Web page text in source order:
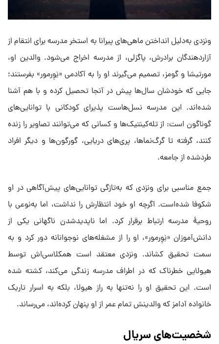
ونزدی به‌دلیل انداختن ماهی‌های پیرانا به استخر مدرسه برای انتقام از
آزاردهندگان برادرش، پاگزلی، از مدرسه اخراج می‌شود. والدین او،
مورتیشا و گومز، تصمیم می‌گیرند او را به آکادمی «نِوِرمور» بفرستند؛
جایی که خودشان سال‌ها پیش در آنجا تحصیل کرده و با هم آشنا
شده‌اند. این مدرسه نسل‌هاست پذیرای کودکانی با توانایی‌های
گوناگون است: از تله‌کینتیک‌ها و کسانی که می‌توانند تصاویر را زنده
کنند، گرفته تا گرگ‌نماها، پری‌های دریایی، گورگون‌ها و دیگر افراد
طردشده از جامعه.
جمع مناسبی برای ونزدی که به‌تازگی توانایی‌های پیش‌آگاهی در او
شکوفا شده‌است. اگرچه او خود انتظارش را نداشت، اما به‌نوعی با
روحیهٔ مدرسه ارتباط برقرار کرد. اما ناپدیدشدن ناگهانی یکی از
دانش‌آموزان «نِوِرمور»، او را از مشغله‌های نوجوانانه دور کرد و به
سمت تحقیق کشاند. ونزدی معتقد است همکلاسی‌اش توسط
هیولایی خطرناک که در اطراف مدرسه زندگی می‌کند، کشته شده
است. این تحقیق او را نه‌تنها به راز هیولا، بلکه به اسرار تاریک
خانواده آدامز که والدینش تمام عمر از او پنهان کرده‌اند، می‌رساند.
شخصیت‌های سریال